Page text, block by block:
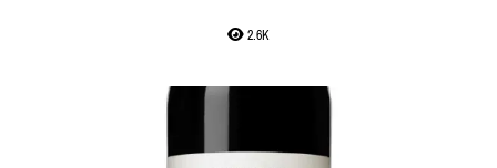
2.6K